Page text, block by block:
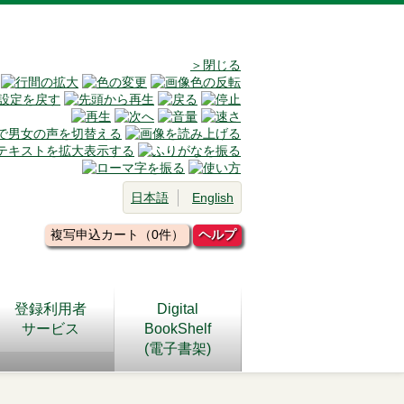
＞閉じる
日本語 English
複写申込カート（0件） ヘルプ
登録利用者
サービス
Digital
BookShelf
(電子書架)